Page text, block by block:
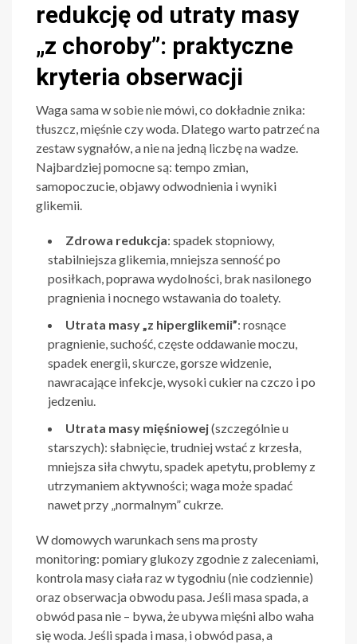
redukcję od utraty masy
„z choroby”: praktyczne
kryteria obserwacji
Waga sama w sobie nie mówi, co dokładnie znika:
tłuszcz, mięśnie czy woda. Dlatego warto patrzeć na
zestaw sygnałów, a nie na jedną liczbę na wadze.
Najbardziej pomocne są: tempo zmian,
samopoczucie, objawy odwodnienia i wyniki
glikemii.
Zdrowa redukcja: spadek stopniowy,
stabilniejsza glikemia, mniejsza senność po
posiłkach, poprawa wydolności, brak nasilonego
pragnienia i nocnego wstawania do toalety.
Utrata masy „z hiperglikemii”: rosnące
pragnienie, suchość, częste oddawanie moczu,
spadek energii, skurcze, gorsze widzenie,
nawracające infekcje, wysoki cukier na czczo i po
jedzeniu.
Utrata masy mięśniowej(szczególnie u
starszych): słabnięcie, trudniej wstać z krzesła,
mniejsza siła chwytu, spadek apetytu, problemy z
utrzymaniem aktywności; waga może spadać
nawet przy „normalnym” cukrze.
W domowych warunkach sens ma prosty
monitoring: pomiary glukozy zgodnie z zaleceniami,
kontrola masy ciała raz w tygodniu (nie codziennie)
oraz obserwacja obwodu pasa. Jeśli masa spada, a
obwód pasa nie – bywa, że ubywa mięśni albo waha
się woda. Jeśli spada i masa, i obwód pasa, a